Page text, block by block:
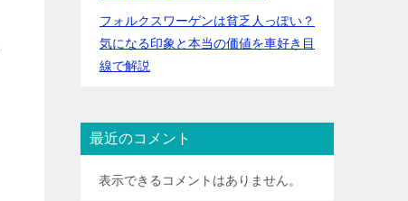
フォルクスワーゲンは貧乏人っぽい？
気になる印象と本当の価値を車好き目
線で解説
最近のコメント
表示できるコメントはありません。